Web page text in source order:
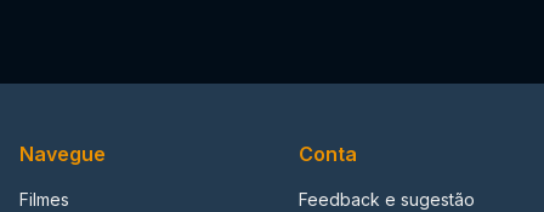
Navegue
Filmes
Conta
Feedback e sugestão